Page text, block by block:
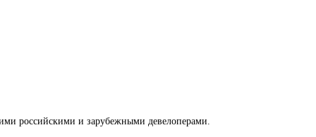
российскими и зарубежными девелоперами.